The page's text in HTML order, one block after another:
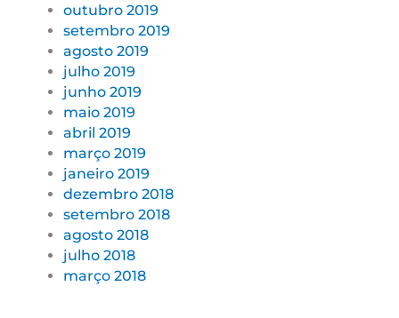
outubro 2019
setembro 2019
agosto 2019
julho 2019
junho 2019
maio 2019
abril 2019
março 2019
janeiro 2019
dezembro 2018
setembro 2018
agosto 2018
julho 2018
março 2018